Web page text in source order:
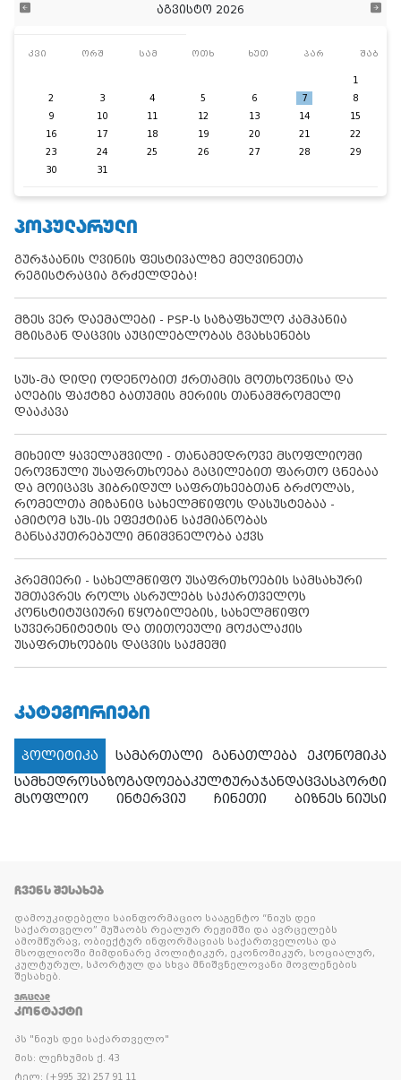
აგვისტო 2026
კვი ორშ სამ ოთხ ხუთ პარ შაბ
1
2
3 4 5 6 7
8
9
10 11 12 13 14
15
16
17 18 19 20 21
22
23
24 25 26 27 28
29
30
31
ᲞᲝᲞᲣᲚᲐᲠᲣᲚᲘ
გურჯაანის ღვინის ფესტივალზე მეღვინეთა
რეგისტრაცია გრძელდება!
მზეს ვერ დაემალები - PSP-ს საზაფხულო კამპანია
მზისგან დაცვის აუცილებლობას გვახსენებს
სუს-მა დიდი ოდენობით ქრთამის მოთხოვნისა და
აღების ფაქტზე ბათუმის მერიის თანამშრომელი
დააკავა
მიხეილ ყაველაშვილი - თანამედროვე მსოფლიოში
ეროვნული უსაფრთხოება გაცილებით ფართო ცნებაა
და მოიცავს ჰიბრიდულ საფრთხეებთან ბრძოლას,
რომელთა მიზანიც სახელმწიფოს დასუსტებაა -
ამიტომ სუს-ის ეფექტიან საქმიანობას
განსაკუთრებული მნიშვნელობა აქვს
პრემიერი - სახელმწიფო უსაფრთხოების სამსახური
უმთავრეს როლს ასრულებს საქართველოს
კონსტიტუციური წყობილების, სახელმწიფო
სუვერენიტეტის და თითოეული მოქალაქის
უსაფრთხოების დაცვის საქმეში
ᲙᲐᲢᲔᲒᲝᲠᲘᲔᲑᲘ
პოლიტიკა სამართალი განათლება
ეკონომიკა
სამხედროსაზოგადოებაკულტურაჯანდაცვასპორტი
მსოფლიო
ინტერვიუ ჩინეთი ბიზნეს ნიუსი
ᲩᲕᲔᲜᲡ ᲨᲔᲡᲐᲮᲔᲑ
დამოუკიდებელი საინფორმაციო სააგენტო “ნიუს დეი
საქართველო” მუშაობს რეალურ რეჟიმში და ავრცელებს
ამომწურავ, ობიექტურ ინფორმაციას საქართველოსა და
მსოფლიოში მიმდინარე პოლიტიკურ, ეკონომიკურ, სოციალურ,
კულტურულ, სპორტულ და სხვა მნიშვნელოვანი მოვლენების
შესახებ.
ᲕᲠᲪᲚᲐᲓ
ᲙᲝᲜᲢᲐᲥᲢᲘ
პს "ნიუს დეი საქართველო"
მის: ლეჩხუმის ქ. 43
ტელ: (+995 32) 257 91 11